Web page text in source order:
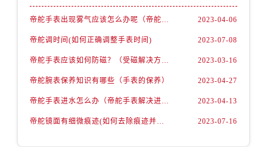
帝舵手表出现雾气应该怎么办呢（帝舵手表出现雾气的解决办法） 2023-04-06
帝舵调时间(如何正确调整手表时间) 2023-07-08
帝舵手表应该如何防磁？（受磁解决方法） 2023-03-16
帝舵腕表保养知识有哪些（手表的保养） 2023-04-27
帝舵手表进水怎么办（帝舵手表解决进水故障的方法） 2023-04-13
帝舵镜面有细微痕迹(如何去除痕迹并保护手表) 2023-07-16